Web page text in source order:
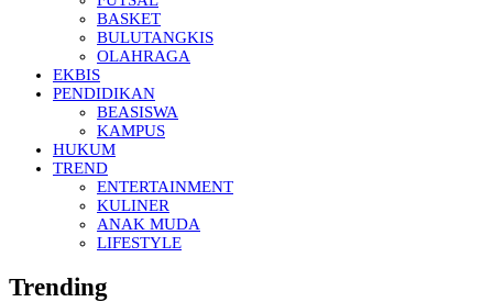
BASKET
BULUTANGKIS
OLAHRAGA
EKBIS
PENDIDIKAN
BEASISWA
KAMPUS
HUKUM
TREND
ENTERTAINMENT
KULINER
ANAK MUDA
LIFESTYLE
Trending